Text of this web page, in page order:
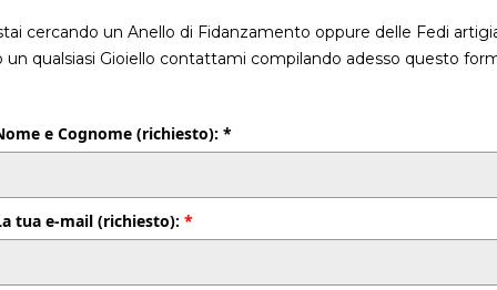
cercando un Anello di Fidanzamento oppure delle Fedi
un qualsiasi Gioiello contattami compilando adesso questo
e Cognome (richiesto): *
tua e-mail (richiesto): *